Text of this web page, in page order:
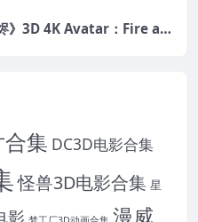
3D电影《阿凡达：火与烬》3D 4K Avatar：Fire and Ash 3D 左右格式 高清4K 电影 下载
集 DC3D电影合集
怪兽3D电影合集 星
影
漫威